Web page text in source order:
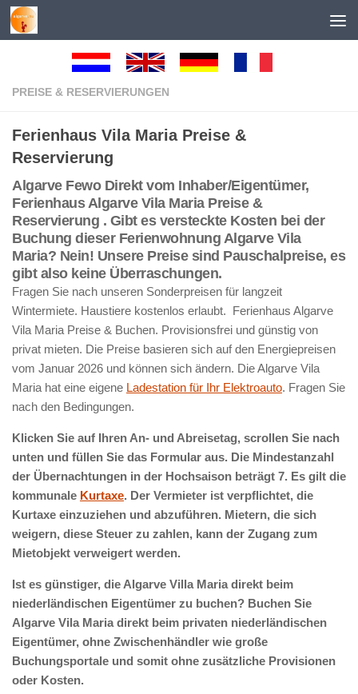
Unter dem Inhalt
PREISE & RESERVIERUNGEN
Ferienhaus Vila Maria Preise &
Reservierung
Algarve Fewo Direkt vom Inhaber/Eigentümer,
Ferienhaus Algarve Vila Maria Preise &
Reservierung . Gibt es versteckte Kosten bei der
Buchung dieser Ferienwohnung Algarve Vila
Maria? Nein! Unsere Preise sind Pauschalpreise, es
gibt also keine Überraschungen.
Fragen Sie nach unseren Sonderpreisen für langzeit
Wintermiete. Haustiere kostenlos erlaubt. Ferienhaus Algarve
Vila Maria Preise & Buchen. Provisionsfrei und günstig von
privat mieten. Die Preise basieren sich auf den Energiepreisen
vom Januar 2026 und können sich ändern. Die Algarve Vila
Maria hat eine eigene Ladestation für Ihr Elektroauto. Fragen Sie
nach den Bedingungen.
Klicken Sie auf Ihren An- und Abreisetag, scrollen Sie nach
unten und füllen Sie das Formular aus. Die Mindestanzahl
der Übernachtungen in der Hochsaison beträgt 7. Es gilt die
kommunale Kurtaxe. Der Vermieter ist verpflichtet, die
Kurtaxe einzuziehen und abzuführen. Mietern, die sich
weigern, diese Steuer zu zahlen, kann der Zugang zum
Mietobjekt verweigert werden.
Ist es günstiger, die Algarve Villa Maria direkt beim
niederländischen Eigentümer zu buchen? Buchen Sie
Algarve Vila Maria direkt beim privaten niederländischen
Eigentümer, ohne Zwischenhändler wie große
Buchungsportale und somit ohne zusätzliche Provisionen
oder Kosten.